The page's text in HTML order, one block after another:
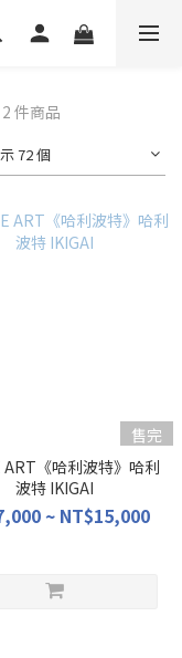
2 件商品
72 個
售完
ART《哈利波特》哈利
波特 IKIGAI
~ NT$15,000